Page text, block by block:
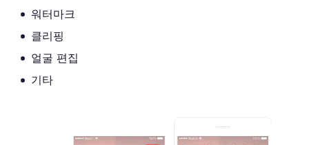
워터마크
클리핑
얼굴 편집
기타